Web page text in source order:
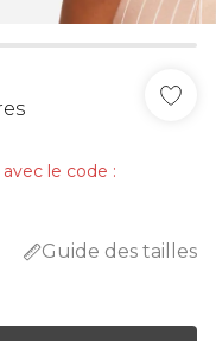
le code :
Guide des tailles